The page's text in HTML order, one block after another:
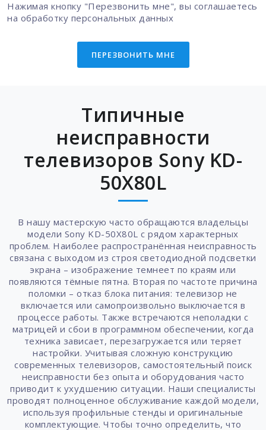
Нажимая кнопку "Перезвонить мне", вы соглашаетесь
на обработку персональных данных
ПЕРЕЗВОНИТЬ МНЕ
Типичные
неисправности
телевизоров Sony KD-
50X80L
В нашу мастерскую часто обращаются владельцы
модели Sony KD-50X80L с рядом характерных
проблем. Наиболее распространённая неисправность
связана с выходом из строя светодиодной подсветки
экрана – изображение темнеет по краям или
появляются тёмные пятна. Вторая по частоте причина
поломки – отказ блока питания: телевизор не
включается или самопроизвольно выключается в
процессе работы. Также встречаются неполадки с
матрицей и сбои в программном обеспечении, когда
техника зависает, перезагружается или теряет
настройки. Учитывая сложную конструкцию
современных телевизоров, самостоятельный поиск
неисправности без опыта и оборудования часто
приводит к ухудшению ситуации. Наши специалисты
проводят полноценное обслуживание каждой модели,
используя профильные стенды и оригинальные
комплектующие. Чтобы точно определить, что